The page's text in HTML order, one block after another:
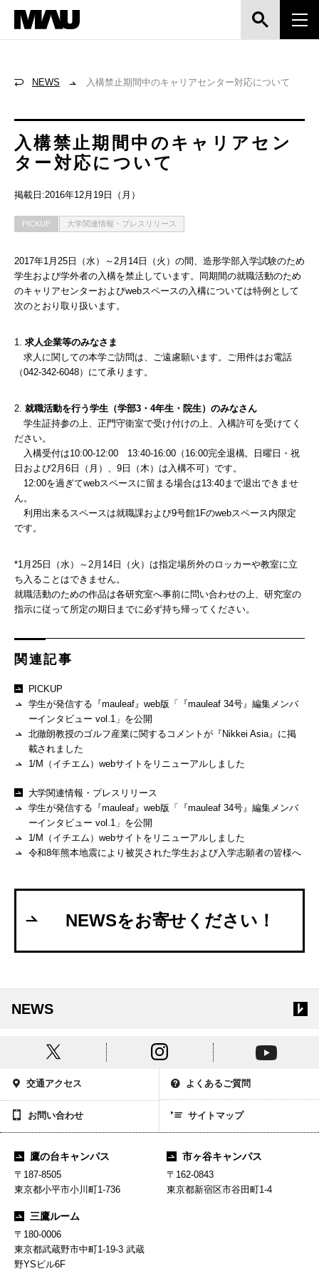
NEWS 入構禁止期間中のキャリアセンター対応について
入構禁止期間中のキャリアセン
ター対応について
掲載日:2016年12月19日（月）
PICKUP 大学関連情報・プレスリリース
2017年1月25日（水）～2月14日（火）の間、造形学部入学試験のため
学生および学外者の入構を禁止しています。同期間の就職活動のため
のキャリアセンターおよびwebスペースの入構については特例として
次のとおり取り扱います。
1. 求人企業等のみなさま
求人に関しての本学ご訪問は、ご遠慮願います。ご用件はお電話
（042-342-6048）にて承ります。
2. 就職活動を行う学生（学部3・4年生・院生）のみなさん
学生証持参の上、正門守衛室で受け付けの上、入構許可を受けてく
ださい。
入構受付は10:00-12:00 13:40-16:00（16:00完全退構。日曜日・祝
日および2月6日（月）、9日（木）は入構不可）です。
12:00を過ぎてwebスペースに留まる場合は13:40まで退出できませ
ん。
利用出来るスペースは就職課および9号館1Fのwebスペース内限定
です。
*1月25日（水）～2月14日（火）は指定場所外のロッカーや教室に立
ち入ることはできません。
就職活動のための作品は各研究室へ事前に問い合わせの上、研究室の
指示に従って所定の期日までに必ず持ち帰ってください。
関連記事
PICKUP
学生が発信する『mauleaf』web版「『mauleaf 34号』編集メンバ
ーインタビュー vol.1」を公開
北徹朗教授のゴルフ産業に関するコメントが『Nikkei Asia』に掲
載されました
1/M（イチエム）webサイトをリニューアルしました
大学関連情報・プレスリリース
学生が発信する『mauleaf』web版「『mauleaf 34号』編集メンバ
ーインタビュー vol.1」を公開
1/M（イチエム）webサイトをリニューアルしました
令和8年熊本地震により被災された学生および入学志願者の皆様へ
NEWSをお寄せください！
NEWS
交通アクセス よくあるご質問
お問い合わせ サイトマップ
鷹の台キャンパス
〒187-8505
東京都小平市小川町1-736
市ヶ谷キャンパス
〒162-0843
東京都新宿区市谷田町1-4
三鷹ルーム
〒180-0006
東京都武蔵野市中町1-19-3 武蔵
野YSビル6F